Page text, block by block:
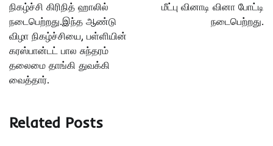
நிகழ்ச்சி கிரிநித் ஹாலில்
நடைபெற்றது.இந்த ஆண்டு
விழா நிகழ்ச்சியை, பள்ளியின்
கரஸ்பான்டட் பால சுந்தரம்
தலைமை தாங்கி துவக்கி
வைத்தார்.
மீட்பு வினாடி வினா போட்டி
நடைபெற்றது.
Related Posts